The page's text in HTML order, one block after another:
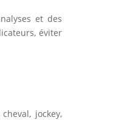
et des
éviter
jockey,